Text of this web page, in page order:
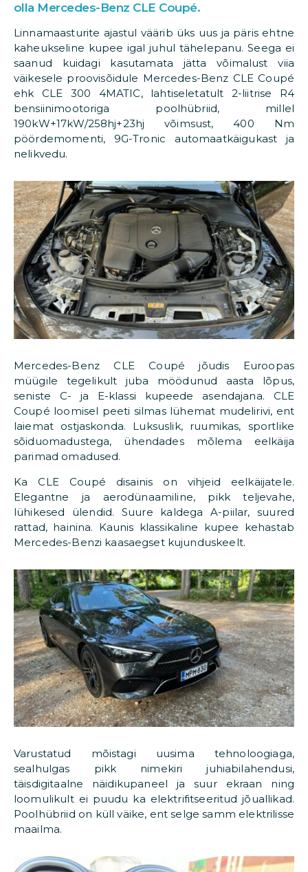
olla Mercedes-Benz CLE Coupé.
Linnamaasturite ajastul väärib üks uus ja päris ehtne
kaheukseline kupee igal juhul tähelepanu. Seega ei
saanud kuidagi kasutamata jätta võimalust viia
väikesele proovisõidule Mercedes-Benz CLE Coupé
ehk CLE 300 4MATIC, lahtiseletatult 2-liitrise R4
bensiinimootoriga poolhübriid, millel
190kW+17kW/258hj+23hj võimsust, 400 Nm
pöördemomenti, 9G-Tronic automaatkäigukast ja
nelikvedu.
Mercedes-Benz CLE Coupé jõudis Euroopas
müügile tegelikult juba möödunud aasta lõpus,
seniste C- ja E-klassi kupeede asendajana. CLE
Coupé loomisel peeti silmas lühemat mudelirivi, ent
laiemat ostjaskonda. Luksuslik, ruumikas, sportlike
sõiduomadustega, ühendades mõlema eelkäija
parimad omadused.
Ka CLE Coupé disainis on vihjeid eelkäijatele.
Elegantne ja aerodünaamiline, pikk teljevahe,
lühikesed ülendid. Suure kaldega A-piilar, suured
rattad, hainina. Kaunis klassikaline kupee kehastab
Mercedes-Benzi kaasaegset kujunduskeelt.
Varustatud mõistagi uusima tehnoloogiaga,
sealhulgas pikk nimekiri juhiabilahendusi,
täisdigitaalne näidikupaneel ja suur ekraan ning
loomulikult ei puudu ka elektrifitseeritud jõuallikad.
Poolhübriid on küll väike, ent selge samm elektrilisse
maailma.